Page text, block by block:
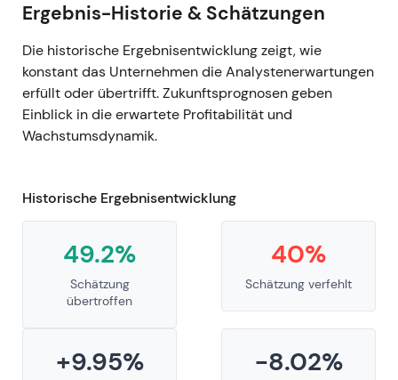
Ergebnis-Historie & Schätzungen
Die historische Ergebnisentwicklung zeigt, wie
konstant das Unternehmen die Analystenerwartungen
erfüllt oder übertrifft. Zukunftsprognosen geben
Einblick in die erwartete Profitabilität und
Wachstumsdynamik.
Historische Ergebnisentwicklung
49.2%
Schätzung
übertroffen
40%
Schätzung verfehlt
+9.95% -8.02%